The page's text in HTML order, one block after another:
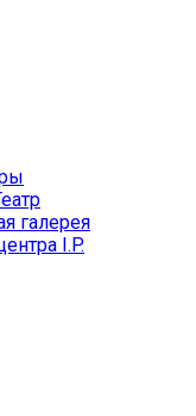
галерея
I.P.